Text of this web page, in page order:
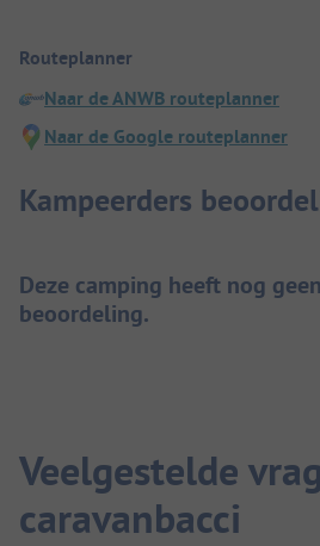
Routeplanner
Naar de ANWB routeplanner
Naar de Google routeplanner
Kampeerders
Deze camping heeft nog
beoordeling.
Veelgestelde
caravanbacci